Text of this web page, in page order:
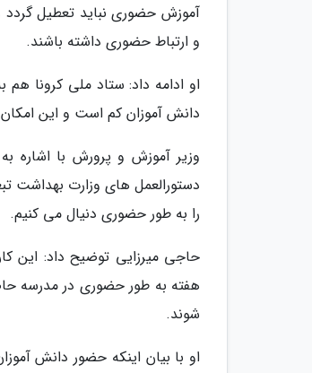
آموزش حضوری نباید تعطیل گردد
و ارتباط حضوری داشته باشند.
او ادامه داد: ستاد ملی کرونا
دانش آموزان کم است و این امکان فراهم است؛ به طور کلی 35
وزیر آموزش و پرورش با اشاره
دستورالعمل های وزارت بهداشت
را به طور حضوری دنیال می کنیم.
حاجی میرزایی توضیح داد: این
هفته به طور حضوری در مدرسه
شوند.
او با بیان اینکه حضور دانش